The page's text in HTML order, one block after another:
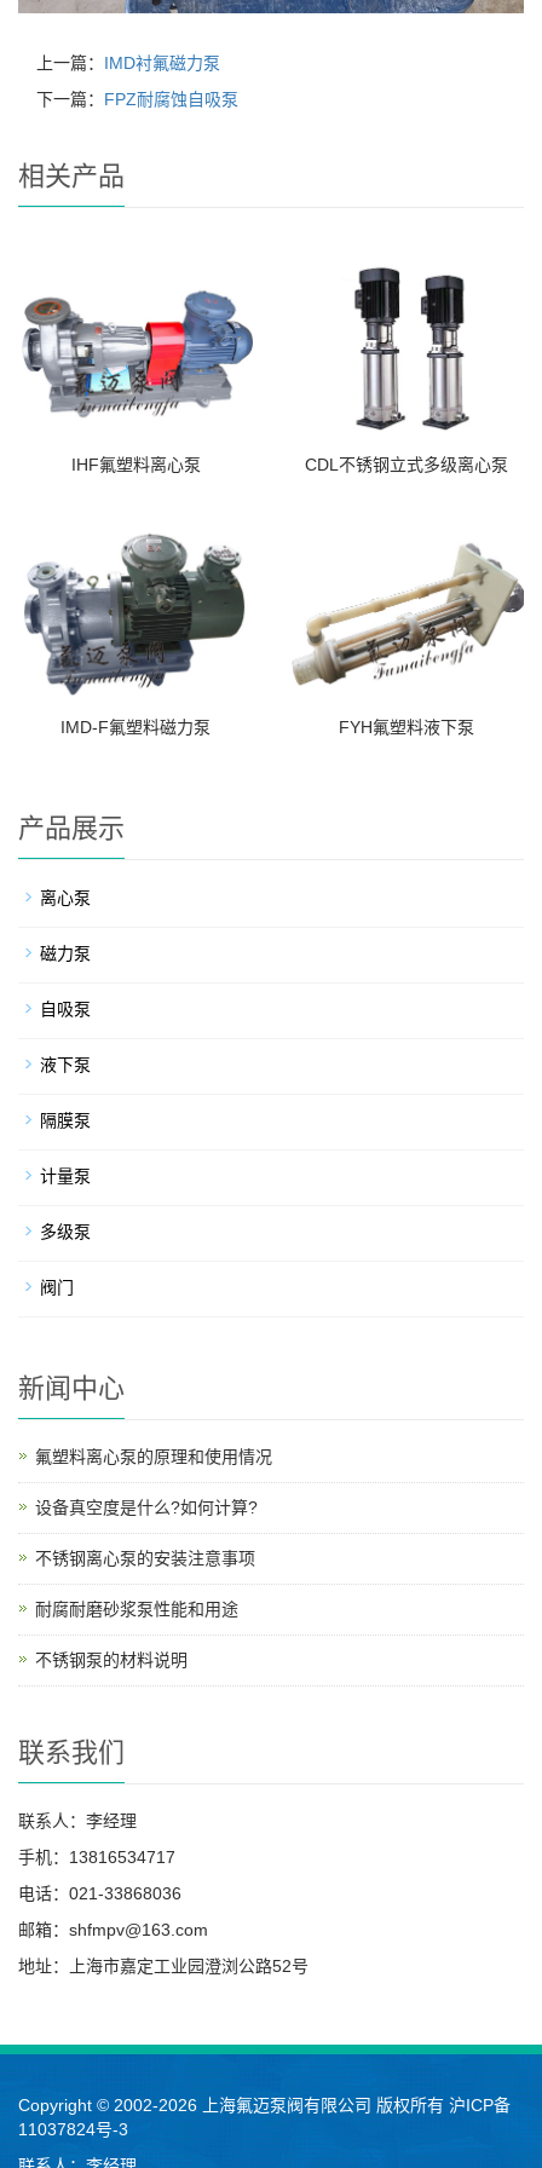
上一篇： IMD衬氟磁力泵
下一篇： FPZ耐腐蚀自吸泵
相关产品
IHF氟塑料离心泵 CDL不锈钢立式多级离心泵
IMD-F氟塑料磁力泵 FYH氟塑料液下泵
产品展示
离心泵
磁力泵
自吸泵
液下泵
隔膜泵
计量泵
多级泵
阀门
新闻中心
氟塑料离心泵的原理和使用情况
设备真空度是什么?如何计算?
不锈钢离心泵的安装注意事项
耐腐耐磨砂浆泵性能和用途
不锈钢泵的材料说明
联系我们
联系人：李经理
手机：13816534717
电话：021-33868036
邮箱：shfmpv@163.com
地址：上海市嘉定工业园澄浏公路52号
Copyright © 2002-2026 上海氟迈泵阀有限公司 版权所有 沪ICP备
11037824号-3